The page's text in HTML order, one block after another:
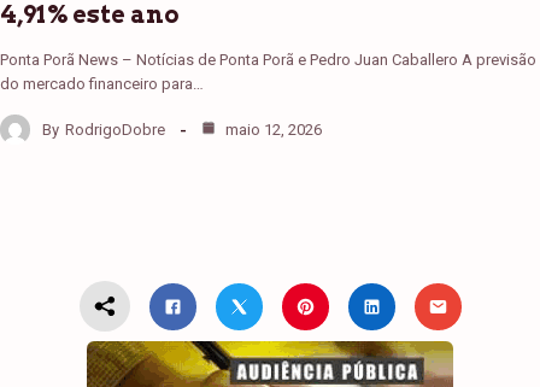
4,91% este ano
Ponta Porã News – Notícias de Ponta Porã e Pedro Juan Caballero A previsão
do mercado financeiro para…
By RodrigoDobre maio 12, 2026